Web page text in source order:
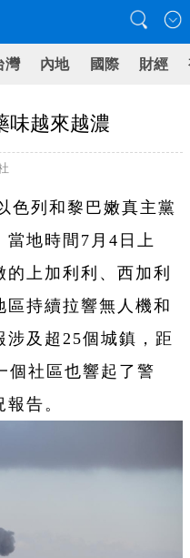
灣 內地 國際 財經
越來越濃
色列和黎巴嫩真主黨
當地時間7月4日上
上加利利、西加利
持續拉響無人機和
涉及超25個城鎮，距
個社區也響起了警
告。